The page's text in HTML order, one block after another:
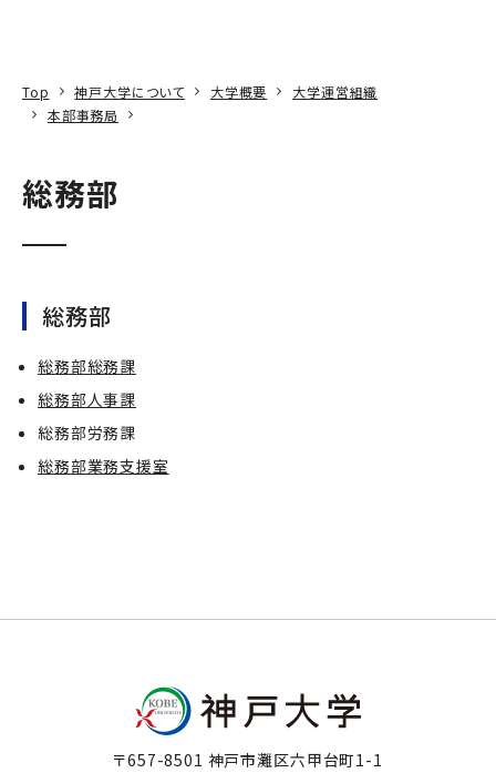
Top 神戸大学について 大学概要
大学運営組織
本部事務局
総務部
総務部
総務部総務課
総務部人事課
総務部労務課
総務部業務支援室
〒657-8501 神戸市灘区六甲台町1-1